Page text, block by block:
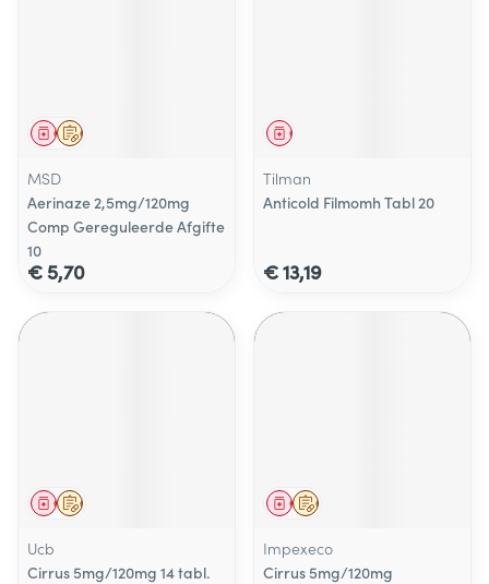
Op voorschrift
Geneesmiddel
MSD
Aerinaze 2,5mg/120mg
Comp Gereguleerde Afgifte
10
€ 5,70
Geneesmiddel
Tilman
Anticold Filmomh Tabl 20
€ 13,19
Op voorschrift
Geneesmiddel
Ucb
Cirrus 5mg/120mg 14 tabl.
Op voorschrift
Geneesmiddel
Impexeco
Cirrus 5mg/120mg